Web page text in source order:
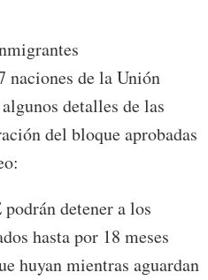
naciones de la Unión
detalles de las
del bloque aprobadas
detener a los
hasta por 18 meses
huyan mientras aguardan